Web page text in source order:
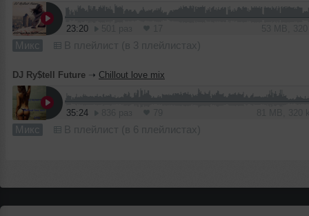
23:20
Микс В плейлист (в 3 плейлистах)
DJ Ry$tell Future ➝ Chillout love mix
35:24
Микс В плейлист (в 6 плейлистах)